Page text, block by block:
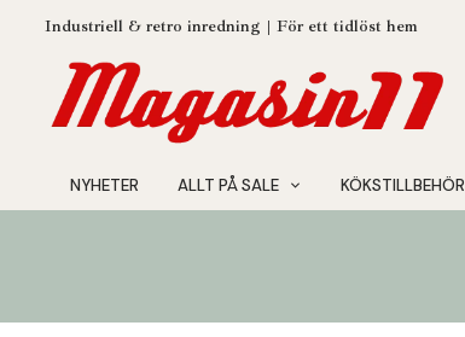
Industriell & retro inredning | För ett tidlöst hem
NYHETER ALLT PÅ SALE KÖKSTILLBEHÖR